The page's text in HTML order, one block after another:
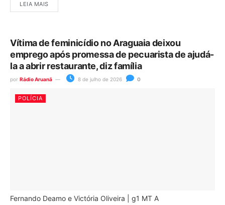
LEIA MAIS
Vítima de feminicídio no Araguaia deixou
emprego após promessa de pecuarista de ajudá-
la a abrir restaurante, diz família
por Rádio Aruanã 8 de julho de 2026 0
POLÍCIA
Fernando Deamo e Victória Oliveira | g1 MT A